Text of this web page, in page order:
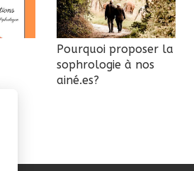
Pourquoi proposer la
sophrologie à nos
ainé.es?